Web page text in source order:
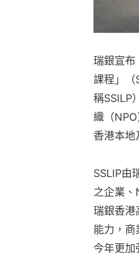
瑞銀宣布
課程」
稱SSILP
織（
香港本地
SSLIP由
之企業、
瑞銀香港
能力，商
今年更加